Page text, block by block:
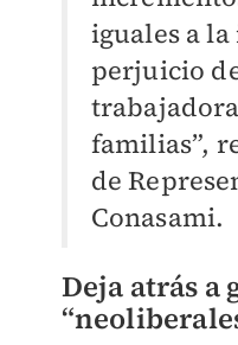
iguales a
perjuicio
familias”,
de
Conasami.
Deja atrás a